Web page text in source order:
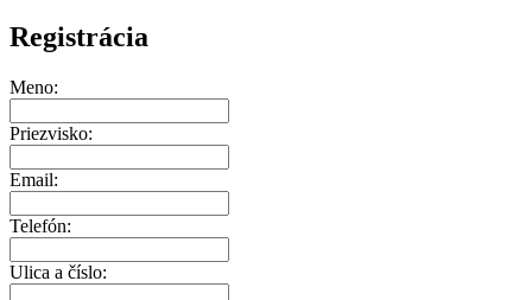
Registrácia
Meno:
Priezvisko:
Email:
Telefón:
Ulica a číslo: